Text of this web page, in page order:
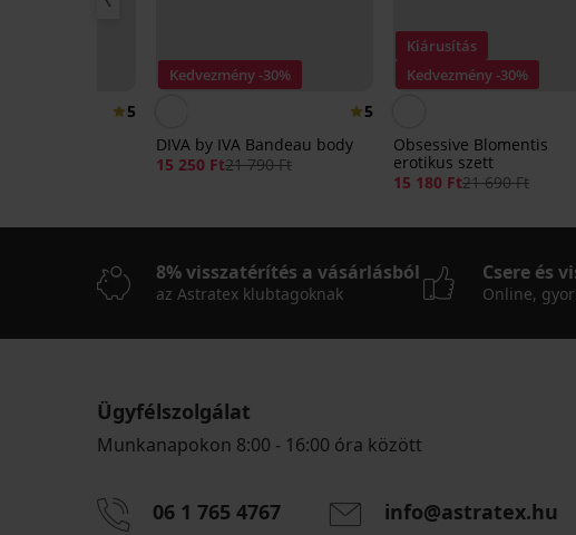
5
Kedvezmény -30%
5
DIVA by IVA Bandeau body
15 250 Ft21 790 Ft
Kiárusítás
Kedvezmény -30%
Obsessive Blomentis
erotikus szett
15 180 Ft21 690 Ft
8% visszatérítés a vásárlásból
az Astratex klubtagoknak
Csere és
Online,
Ügyfélszolgálat
Munkanapokon 8:00 - 16:00 óra között
06 1 765 4767 info@astratex.hu